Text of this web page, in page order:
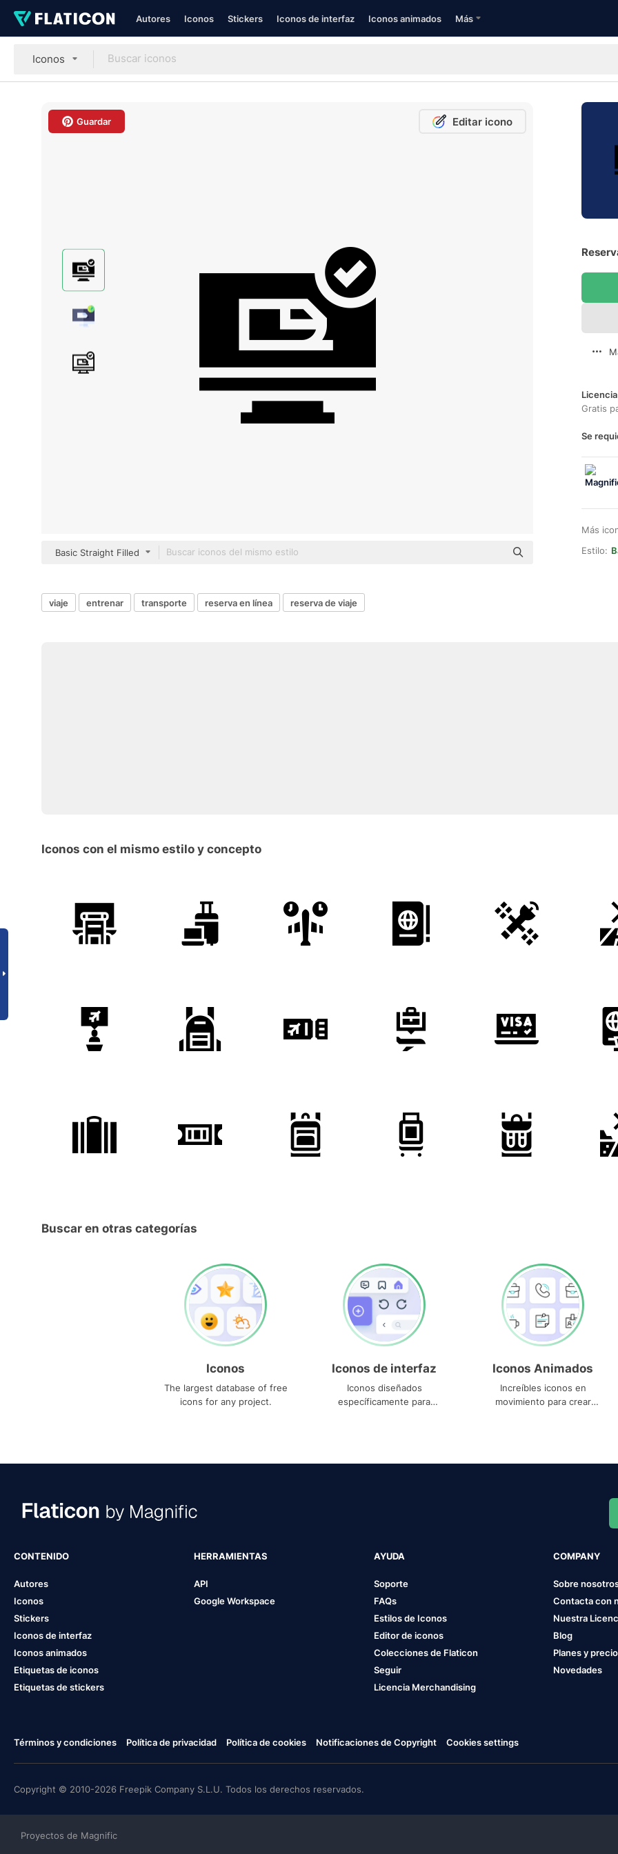
Autores Iconos Stickers Iconos de interfaz Iconos animados Más
Iconos
Guardar Editar icono
Basic Straight Filled
Gratis
Se
Más
Estilo:
viaje entrenar transporte reserva en línea reserva de viaje
Iconos con el mismo estilo y concepto
Buscar en otras categorías
Iconos
The largest database of free
icons for any project.
Iconos de interfaz
Iconos diseñados
específicamente para
Iconos Animados
Increíbles iconos en
movimiento para crear
CONTENIDO
Autores
Iconos
Stickers
Iconos de interfaz
Iconos animados
Etiquetas de iconos
Etiquetas de stickers
HERRAMIENTAS
API
Google Workspace
AYUDA
Soporte
FAQs
Estilos de Iconos
Editor de iconos
Colecciones de Flaticon
Seguir
Licencia Merchandising
COMPANY
Sobre
Contacta con
Nuestra
Blog
Planes y
Novedades
Términos y condiciones Política de privacidad Política de cookies Notificaciones de Copyright Cookies settings
Copyright © 2010-2026 Freepik Company S.L.U. Todos los derechos reservados.
Proyectos de Magnific